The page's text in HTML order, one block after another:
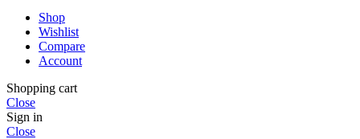
Shop
Wishlist
Compare
Account
Shopping cart
Close
Sign in
Close